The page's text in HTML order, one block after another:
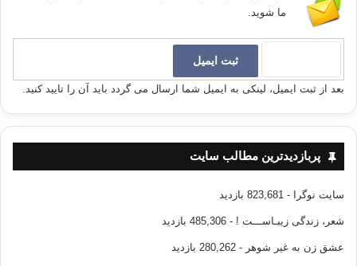
ما شوید.
بعد از ثبت ایمیل، لینکی به ایمیل شما ارسال می گردد باید آن را تایید کنید.
پربازدیدترین مطالب سایت
سایت نوگرا - 823,681 بازدید
شعر، زندگی زیبـاســـت ! - 485,306 بازدید
عشق زن به غیر شوهر - 280,262 بازدید